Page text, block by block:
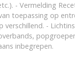
- Vermelding
toepassing op
verschillend. -
inbegrepen.